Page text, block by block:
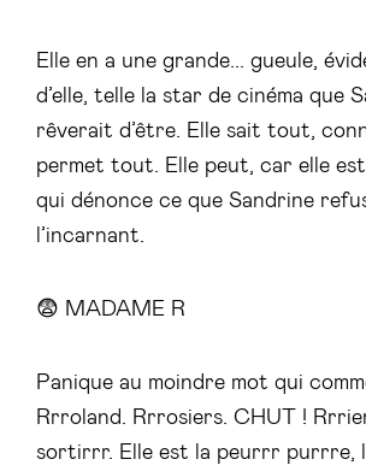
Elle en a une grande... gueule,
d’elle, telle la star de cinéma que
rêverait d’être. Elle sait tout,
permet tout. Elle peut, car elle est
qui dénonce ce que Sandrine
l’incarnant.
😨 MADAME R
Panique au moindre mot qui
Rrroland. Rrrosiers. CHUT !
sortirrr. Elle est la peurrr purrre,